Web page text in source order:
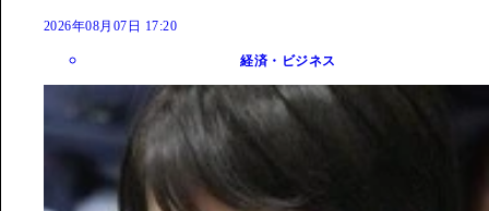
2026年08月07日 17:20
経済・ビジネス